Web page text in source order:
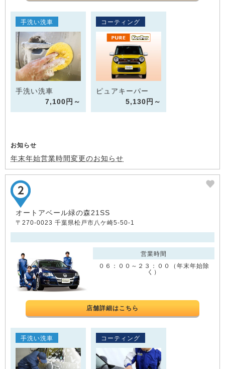
手洗い洗車
手洗い洗車
7,100円～
コーティング
ピュアキーパー
5,130円～
お知らせ
年末年始営業時間変更のお知らせ
オートアベール緑の森21SS
〒270-0023 千葉県松戸市八ケ崎5-50-1
営業時間
０６：００～２３：００（年末年始除
く）
店舗詳細はこちら
手洗い洗車 コーティング